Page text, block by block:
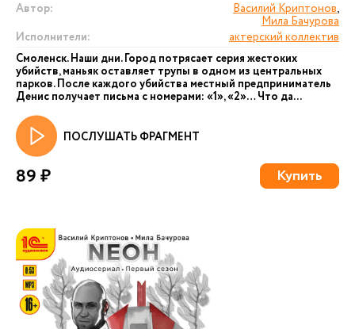
Автор: Василий Криптонов,
Мила Бачурова
Исполнители:
актерский коллектив
Смоленск. Наши дни. Город потрясает серия жестоких
убийств, маньяк оставляет трупы в одном из центральных
парков. После каждого убийства местный предприниматель
Денис получает письма с номерами: «1», «2»… Что да...
ПОСЛУШАТЬ ФРАГМЕНТ
89 ₽ Купить